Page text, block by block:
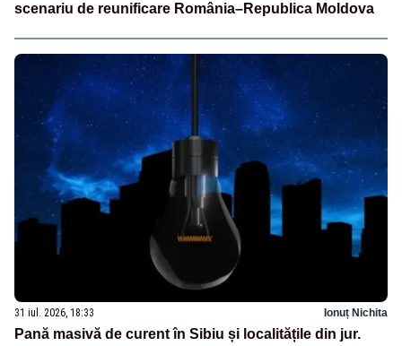
scenariu de reunificare România–Republica Moldova
31 iul. 2026, 18:33 Ionuț Nichita
Pană masivă de curent în Sibiu și localitățile din jur.